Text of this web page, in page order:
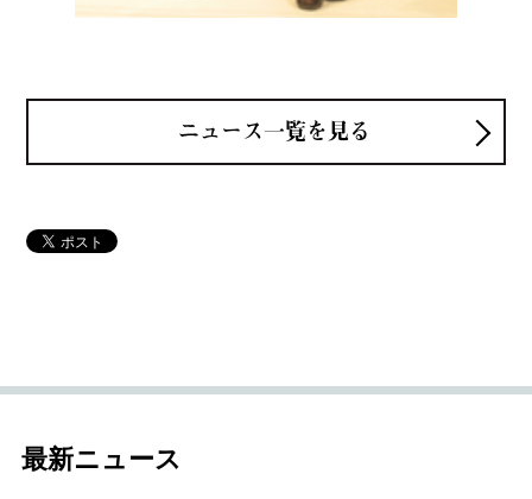
ニュース一覧を見る
最新ニュース